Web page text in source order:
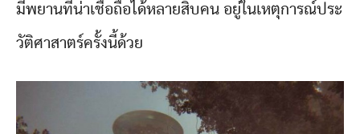
มีพยานที่น่าเชื่อถือได้หลายสิบคน อยู่ในเหตุการณ์ประ
วัติศาสาตร์ครั้งนี้ด้วย